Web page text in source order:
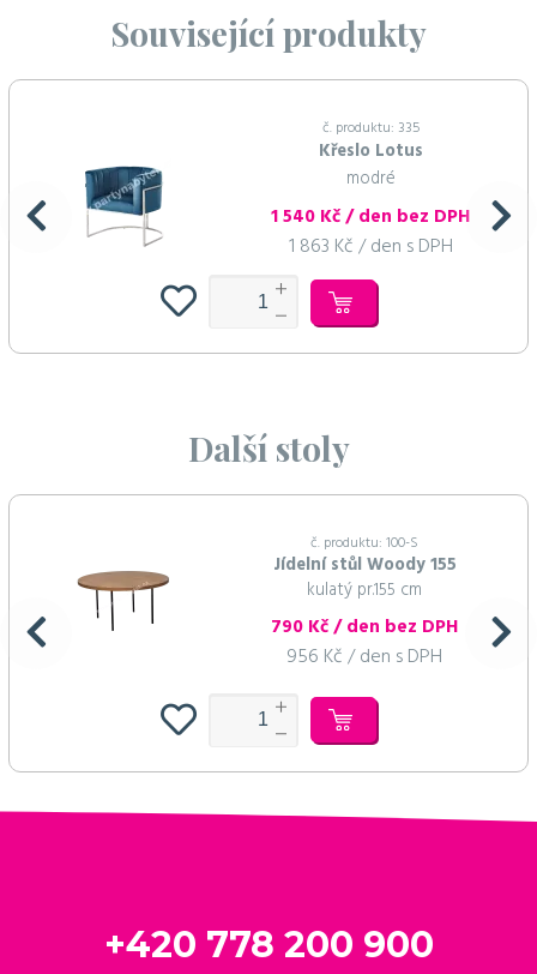
Související produkty
č. produktu: 335
Křeslo Lotus
modré
1 540 Kč / den bez DPH
1 863 Kč / den s DPH
Další stoly
č. produktu: 100-S
Jídelní stůl Woody 155
kulatý pr.155 cm
790 Kč / den bez DPH
956 Kč / den s DPH
+420 778 200 900